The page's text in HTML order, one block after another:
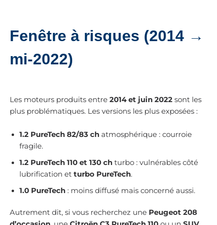
Fenêtre à risques (2014 →
mi-2022)
Les moteurs produits entre 2014 et juin 2022 sont les
plus problématiques. Les versions les plus exposées :
1.2 PureTech 82/83 ch atmosphérique : courroie
fragile.
1.2 PureTech 110 et 130 ch turbo : vulnérables côté
lubrification et turbo PureTech.
1.0 PureTech : moins diffusé mais concerné aussi.
Autrement dit, si vous recherchez une Peugeot 208